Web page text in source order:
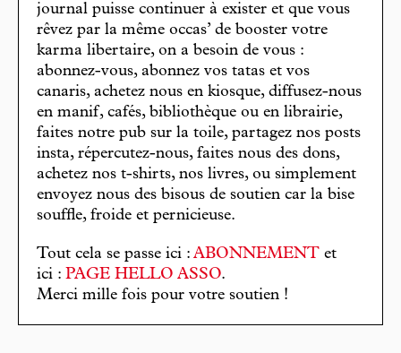
journal puisse continuer à exister et que vous
rêvez par la même occas’ de booster votre
karma libertaire, on a besoin de vous :
abonnez-vous, abonnez vos tatas et vos
canaris, achetez nous en kiosque, diffusez-nous
en manif, cafés, bibliothèque ou en librairie,
faites notre pub sur la toile, partagez nos posts
insta, répercutez-nous, faites nous des dons,
achetez nos t-shirts, nos livres, ou simplement
envoyez nous des bisous de soutien car la bise
souffle, froide et pernicieuse.
Tout cela se passe ici : ABONNEMENT et
ici : PAGE HELLO ASSO.
Merci mille fois pour votre soutien !